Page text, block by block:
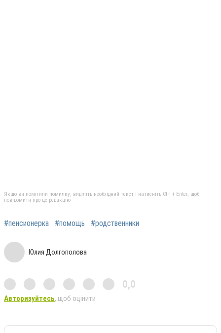
Якщо ви помітили помилку, виділіть необхідний текст і натисніть Ctrl + Enter, щоб
повідомити про це редакцію
#пенсионерка #помощь #родственники
Юлия Долгополова
0,0
Авторизуйтесь, щоб оцінити